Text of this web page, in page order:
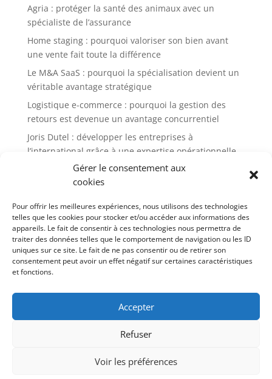
Gérer le consentement aux
cookies
Pour offrir les meilleures expériences, nous utilisons des technologies
telles que les cookies pour stocker et/ou accéder aux informations des
appareils. Le fait de consentir à ces technologies nous permettra de
traiter des données telles que le comportement de navigation ou les ID
uniques sur ce site. Le fait de ne pas consentir ou de retirer son
consentement peut avoir un effet négatif sur certaines caractéristiques
et fonctions.
Accepter
Refuser
Voir les préférences
Agria : protéger la santé des animaux avec un
spécialiste de l’assurance
Home staging : pourquoi valoriser son bien avant
une vente fait toute la différence
Le M&A SaaS : pourquoi la spécialisation devient un
véritable avantage stratégique
Logistique e-commerce : pourquoi la gestion des
retours est devenue un avantage concurrentiel
Joris Dutel : développer les entreprises à
l’international grâce à une expertise opérationnelle
Mentions légales Contact